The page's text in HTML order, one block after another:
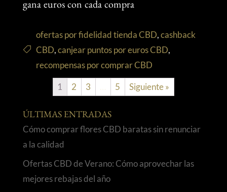
gana euros con cada compra
ofertas por fidelidad tienda CBD,cashback
CBD,canjear puntos por euros CBD,
recompensas por comprar CBD
1 2 3 5 Siguiente »
ÚLTIMAS ENTRADAS
Cómo comprar flores CBD baratas sin renunciar
a la calidad
Ofertas CBD de Verano: Cómo aprovechar las
mejores rebajas del año